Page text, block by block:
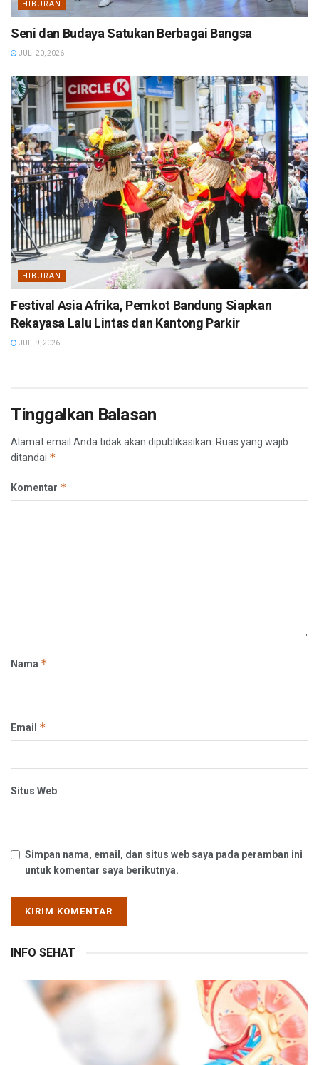
HIBURAN
Seni dan Budaya Satukan Berbagai Bangsa
JULI 20, 2026
HIBURAN
Festival Asia Afrika, Pemkot Bandung Siapkan
Rekayasa Lalu Lintas dan Kantong Parkir
JULI 9, 2026
Tinggalkan Balasan
Alamat email Anda tidak akan dipublikasikan. Ruas yang wajib
ditandai *
Komentar *
Nama *
Email *
Situs Web
Simpan nama, email, dan situs web saya pada peramban ini
untuk komentar saya berikutnya.
INFO SEHAT